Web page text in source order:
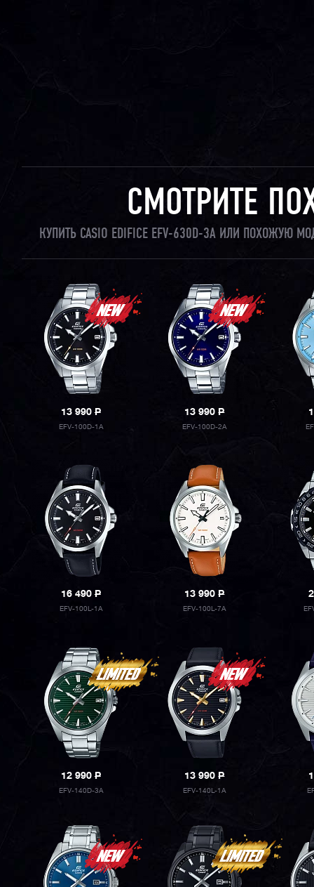
СМОТРИТЕ
КУПИТЬ CASIO EDIFICE EFV-630D-3A ИЛИ ПОХОЖУЮ
13 990P
EFV-100D-1A
13 990P
EFV-100D-2A
16 490P
EFV-100L-1A
13 990P
EFV-100L-7A
12 990P
EFV-140D-3A
13 990P
EFV-140L-1A